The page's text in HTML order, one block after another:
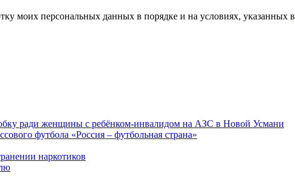
моих персональных данных в порядке и на условиях, указанных в
ради женщины с ребёнком-инвалидом на АЗС в Новой Усмани
футбола «Россия – футбольная страна»
наркотиков